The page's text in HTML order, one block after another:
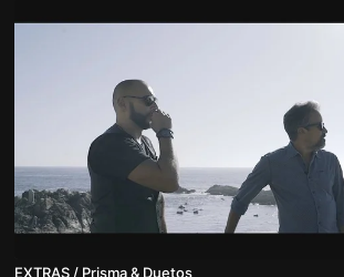
EXTRAS / Prisma & Duetos